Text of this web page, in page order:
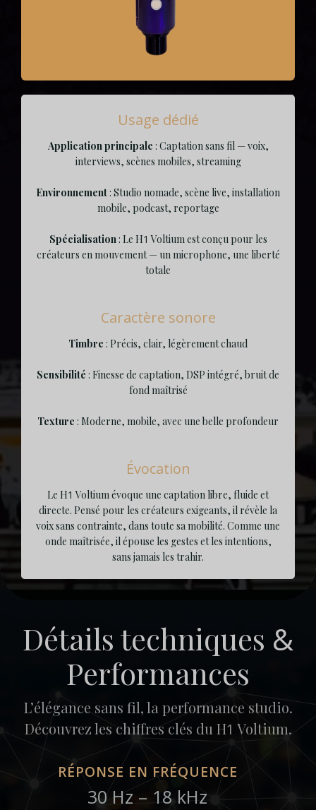
Usage dédié
Application principale : Captation sans fil — voix,
interviews, scènes mobiles, streaming
Environnement : Studio nomade, scène live, installation
mobile, podcast, reportage
Spécialisation: Le H1 Voltium est conçu pour les
créateurs en mouvement — un microphone, une liberté
totale
Caractère sonore
Timbre : Précis, clair, légèrement chaud
Sensibilité : Finesse de captation, DSP intégré, bruit de
fond maîtrisé
Texture : Moderne, mobile, avec une belle profondeur
Évocation
Le H1 Voltium évoque une captation libre, fluide et
directe. Pensé pour les créateurs exigeants, il révèle la
voix sans contrainte, dans toute sa mobilité. Comme une
onde maîtrisée, il épouse les gestes et les intentions,
sans jamais les trahir.
Détails techniques &
Performances
L’élégance sans fil, la performance studio.
Découvrez les chiffres clés du H1 Voltium.
RÉPONSE EN FRÉQUENCE
30 Hz – 18 kHz